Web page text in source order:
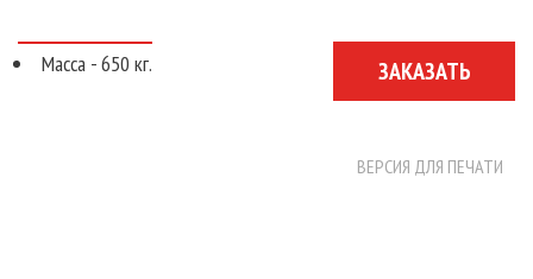
Масса - 650 кг. ЗАКАЗАТЬ
ВЕРСИЯ ДЛЯ ПЕЧАТИ